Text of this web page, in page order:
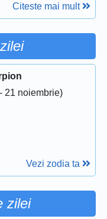
Citeste mai mult
21 noiembrie)
Vezi zodia ta
zilei